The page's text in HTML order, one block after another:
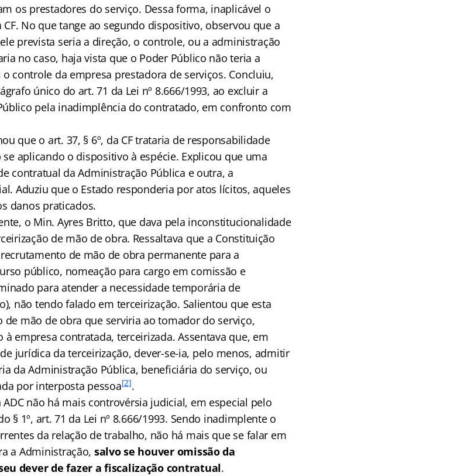
os prestadores do serviço. Dessa forma, inaplicável o
CF. No que tange ao segundo dispositivo, observou que a
prevista seria a direção, o controle, ou a administração
no caso, haja vista que o Poder Público não teria a
controle da empresa prestadora de serviços. Concluiu,
único do art. 71 da Lei nº 8.666/1993, ao excluir a
pela inadimplência do contratado, em confronto com
que o art. 37, § 6º, da CF trataria de responsabilidade
aplicando o dispositivo à espécie. Explicou que uma
contratual da Administração Pública e outra, a
Aduziu que o Estado responderia por atos lícitos, aqueles
danos praticados.
o Min. Ayres Britto, que dava pela inconstitucionalidade
de mão de obra. Ressaltava que a Constituição
de mão de obra permanente para a
público, nomeação para cargo em comissão e
para atender a necessidade temporária de
não tendo falado em terceirização. Salientou que esta
mão de obra que serviria ao tomador do serviço,
empresa contratada, terceirizada. Assentava que, em
jurídica da terceirização, dever-se-ia, pelo menos, admitir
da Administração Pública, beneficiária do serviço, ou
por interposta pessoa[2].
não há mais controvérsia judicial, em especial pelo
§ 1º, art. 71 da Lei nº 8.666/1993. Sendo inadimplente o
da relação de trabalho, não há mais que se falar em
a Administração, salvo se houver omissão da
dever de fazer a fiscalização contratual.